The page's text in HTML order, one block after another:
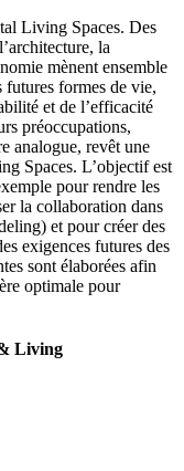
Living Spaces. Des
la
mènent ensemble
futures formes de vie,
et de l’efficacité
préoccupations,
analogue, revêt une
Spaces. L’objectif est
pour rendre les
la collaboration dans
et pour créer des
exigences futures des
sont élaborées afin
optimale pour
Living